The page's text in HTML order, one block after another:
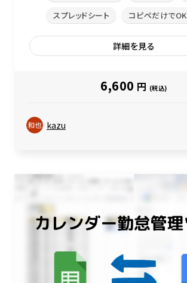
スプレッドシート
コピペだけでOK
詳細を見る
6,600 円 (税込)
kazu